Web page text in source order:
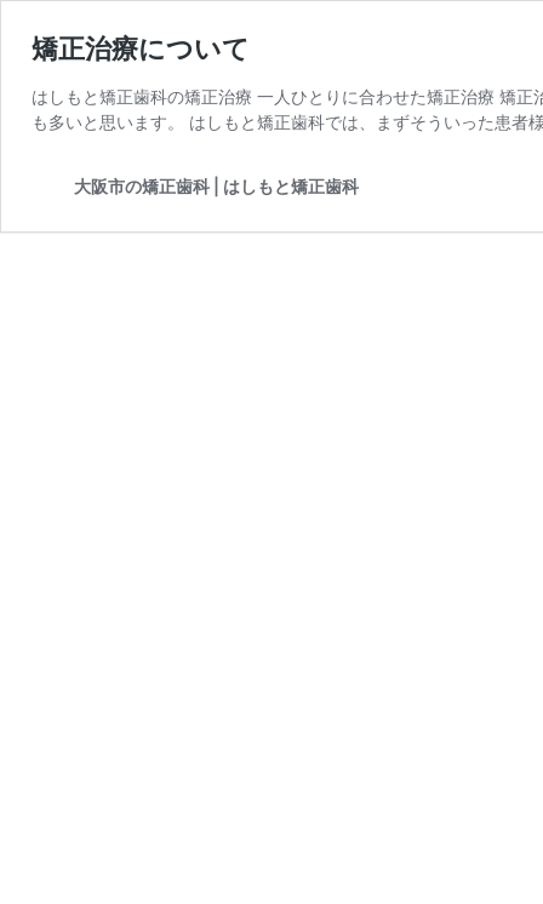
矯正治療について
はしもと矯正歯科の矯正治療 一人ひとりに合わせた矯正治療 矯
も多いと思います。 はしもと矯正歯科では、まずそういった患
大阪市の矯正歯科 | はしもと矯正歯科